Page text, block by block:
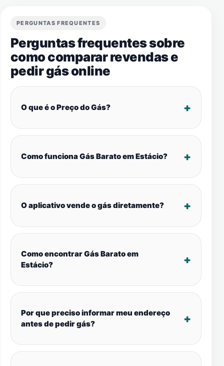
PERGUNTAS FREQUENTES
Perguntas frequentes sobre
como comparar revendas e
pedir gás online
O que é o Preço do Gás?
Como funciona Gás Barato em Estácio?
O aplicativo vende o gás diretamente?
Como encontrar Gás Barato em
Estácio?
Por que preciso informar meu endereço
antes de pedir gás?